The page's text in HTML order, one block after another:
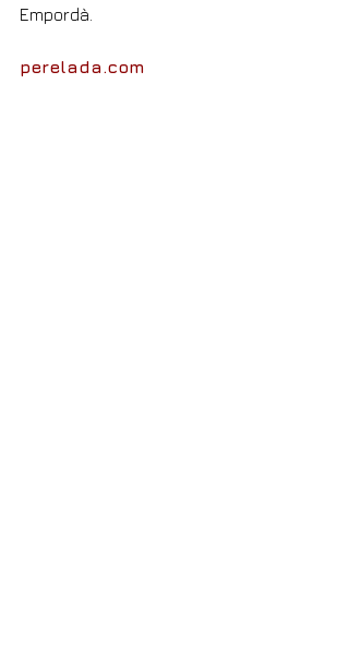
Empordà.
perelada.com